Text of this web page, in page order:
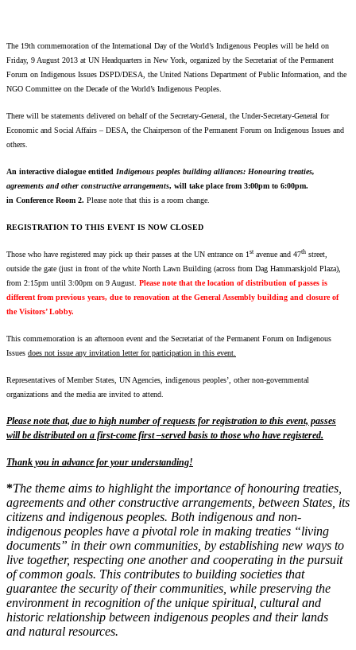
The 19th commemoration of the International Day of the World’s Indigenous Peoples will be held on
Friday, 9 August 2013 at UN Headquarters in New York, organized by the Secretariat of the Permanent
Forum on Indigenous Issues DSPD/DESA, the United Nations Department of Public Information, and the
NGO Committee on the Decade of the World’s Indigenous Peoples.
There will be statements delivered on behalf of the Secretary-General, the Under-Secretary-General for
Economic and Social Affairs – DESA, the Chairperson of the Permanent Forum on Indigenous Issues and
others.
An interactive dialogue entitled Indigenous peoples building alliances: Honouring treaties,
agreements and other constructive arrangements, will take place from 3:00pm to 6:00pm.
in Conference Room 2. Please note that this is a room change.
REGISTRATION TO THIS EVENT IS NOW CLOSED
Those who have registered may pick up their passes at the UN entrance on 1 st avenue and 47th street,
outside the gate (just in front of the white North Lawn Building (across from Dag Hammarskjold Plaza),
from 2:15pm until 3:00pm on 9 August. Please note that the location of distribution of passes is
different from previous years, due to renovation at the General Assembly building and closure of
the Visitors’ Lobby.
This commemoration is an afternoon event and the Secretariat of the Permanent Forum on Indigenous
Issues does not issue any invitation letter for participation in this event.
Representatives of Member States, UN Agencies, indigenous peoples’, other non-governmental
organizations and the media are invited to attend.
Please note that, due to high number of requests for registration to this event, passes
will be distributed on a first-come first –served basis to those who have registered.
Thank you in advance for your understanding!
*The theme aims to highlight the importance of honouring treaties,
agreements and other constructive arrangements, between States, its
citizens and indigenous peoples. Both indigenous and non-
indigenous peoples have a pivotal role in making treaties “living
documents” in their own communities, by establishing new ways to
live together, respecting one another and cooperating in the pursuit
of common goals. This contributes to building societies that
guarantee the security of their communities, while preserving the
environment in recognition of the unique spiritual, cultural and
historic relationship between indigenous peoples and their lands
and natural resources.